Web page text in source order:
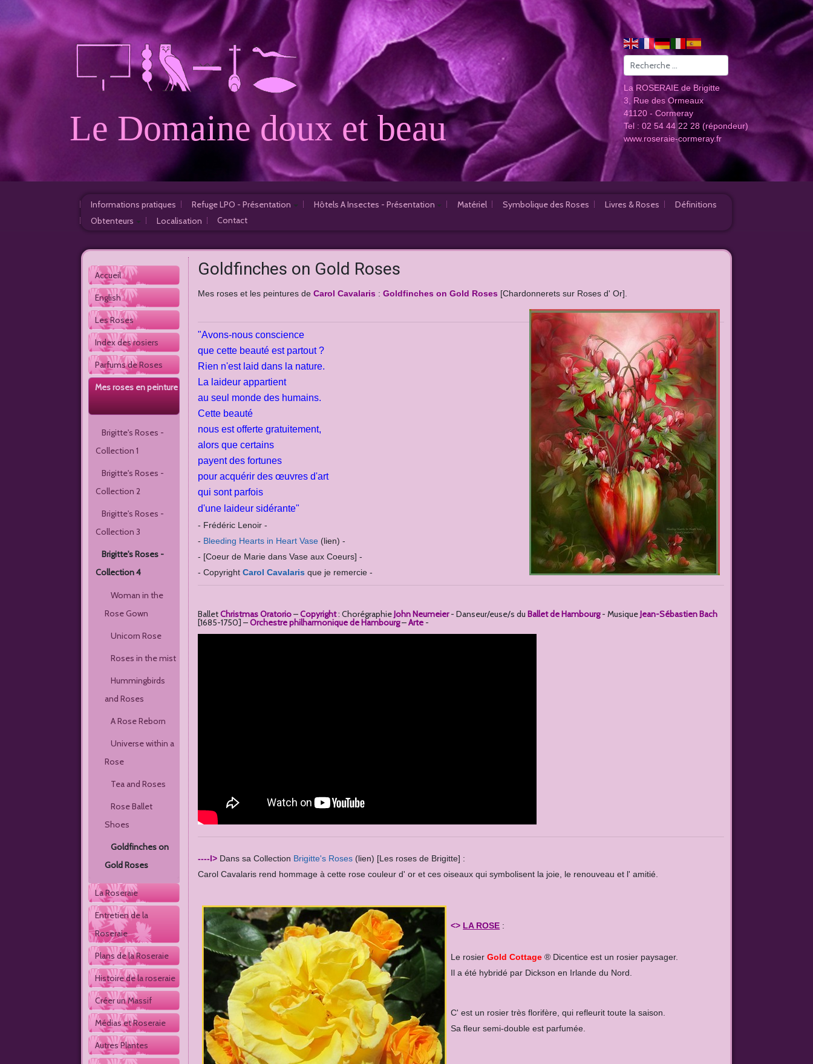
Le Domaine doux et beau
Valider
La ROSERAIE de Brigitte
3, Rue des Ormeaux
41120 - Cormeray
Tel : 02 54 44 22 28 (répondeur)
www.roseraie-cormeray.fr
Informations pratiques
Refuge LPO - Présentation
Nourrissage
Nichoirs
Hôtels A Insectes - Présentation
2e Hôtel à Insectes
3e Hôtel à Insectes
4e Hôtel à Insectes
Matériel Symbolique des Roses Livres & Roses
Définitions
Obtenteurs
A l'étranger
Localisation Contact
Goldfinches on Gold Roses
Mes roses et les peintures deCarol Cavalaris :Goldfinches on Gold Roses [Chardonnerets sur Roses d' Or].
"Avons-nous conscience
que cette beauté est partout ?
Rien n'est laid dans la nature.
La laideur appartient
au seul monde des humains.
Cette beauté
nous est offerte gratuitement,
alors que certains
payent des fortunes
pour acquérir des œuvres d'art
qui sont parfois
d'une laideur sidérante"
- Frédéric Lenoir -
- Bleeding Hearts in Heart Vase (lien) -
- [Coeur de Marie dans Vase aux Coeurs] -
- CopyrightCarol Cavalaris que je remercie -
BalletChristmas Oratorio–Copyright: ChorégraphieJohn Neumeier-Danseur/euse/s duBallet de Hambourg- MusiqueJean-Sébastien Bach
[1685-1750] –Orchestre philharmonique de Hambourg–Arte -
----l> Dans sa Collection Brigitte's Roses (lien) [Les roses de Brigitte] :
Carol Cavalaris rend hommage à cette rose couleur d' or et ces oiseaux qui symbolisent la joie, le renouveau et l' amitié.
<> LA ROSE :
Le rosierGold Cottage ® Dicentice est un rosier paysager.
Il a été hybridé par Dickson en Irlande du Nord.
C' est un rosier très florifère, qui refleurit toute la saison.
Sa fleur semi-double est parfumée.
Accueil
English
Les Roses
Index des rosiers
Parfums de Roses
Mes roses en peinture
Brigitte's Roses -
Collection 1
Brigitte's Roses -
Collection 2
Brigitte's Roses -
Collection 3
Brigitte's Roses -
Collection 4
Woman in the
Rose Gown
Unicorn Rose
Roses in the mist
Hummingbirds
and Roses
A Rose Reborn
Universe within a
Rose
Tea and Roses
Rose Ballet
Shoes
Goldfinches on
Gold Roses
La Roseraie
Entretien de la
Roseraie
Plans de la Roseraie
Histoire de la roseraie
Créer un Massif
Médias et Roseraie
Autres Plantes